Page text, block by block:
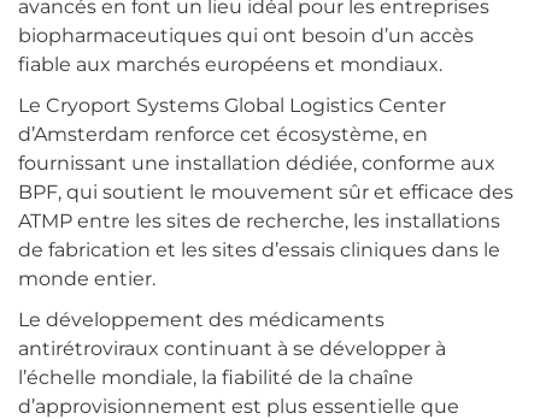
avancés en font un lieu idéal pour les entreprises
biopharmaceutiques qui ont besoin d’un accès
fiable aux marchés européens et mondiaux.
Le Cryoport Systems Global Logistics Center
d’Amsterdam renforce cet écosystème, en
fournissant une installation dédiée, conforme aux
BPF, qui soutient le mouvement sûr et efficace des
ATMP entre les sites de recherche, les installations
de fabrication et les sites d’essais cliniques dans le
monde entier.
Le développement des médicaments
antirétroviraux continuant à se développer à
l’échelle mondiale, la fiabilité de la chaîne
d’approvisionnement est plus essentielle que